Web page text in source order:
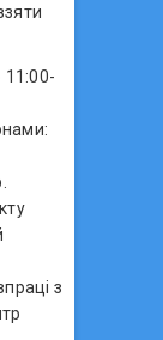
11:00-
з